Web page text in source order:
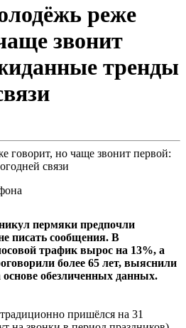
реже
звонит
тренды
пермяки предпочли
писать сообщения. В
трафик вырос на 13%, а
более 65 лет, выяснили
обезличенных данных.
пришёлся на 31